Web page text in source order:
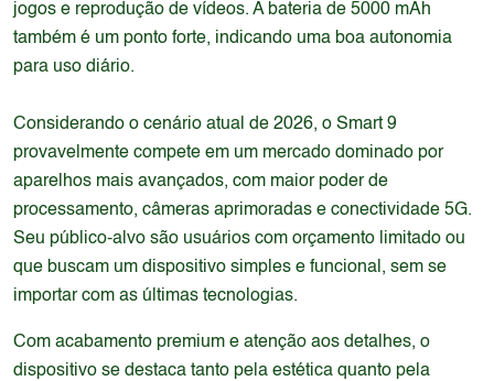
jogos e reprodução de vídeos. A bateria de 5000 mAh
também é um ponto forte, indicando uma boa autonomia
para uso diário.
Considerando o cenário atual de 2026, o Smart 9
provavelmente compete em um mercado dominado por
aparelhos mais avançados, com maior poder de
processamento, câmeras aprimoradas e conectividade 5G.
Seu público-alvo são usuários com orçamento limitado ou
que buscam um dispositivo simples e funcional, sem se
importar com as últimas tecnologias.
Com acabamento premium e atenção aos detalhes, o
dispositivo se destaca tanto pela estética quanto pela